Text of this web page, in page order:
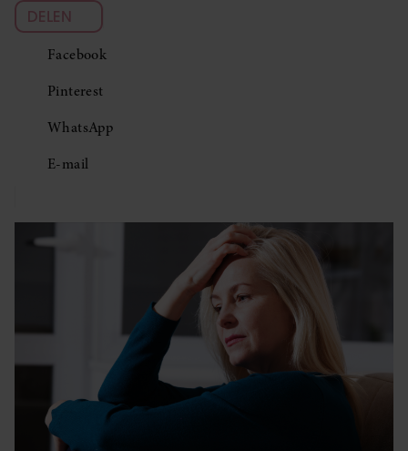
DELEN
Facebook
Pinterest
WhatsApp
E-mail